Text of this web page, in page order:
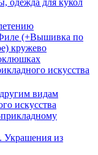
одежда для кукол
(+Вышивка по
кружево
искусства
видам
искусства
Украшения из